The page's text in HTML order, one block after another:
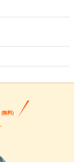
(無料)